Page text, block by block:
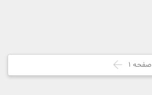
صفحه 1